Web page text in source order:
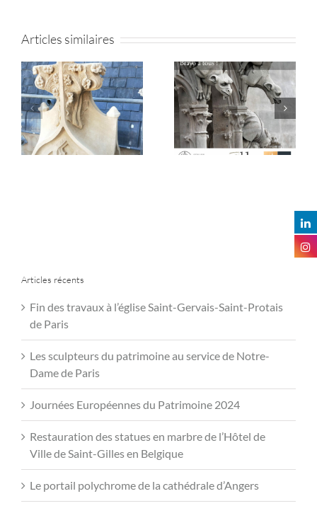
Articles similaires
Les sculpteurs du
patrimoine au service de
Notre-Dame de Paris
Journées Européennes du
Patrimoine 2024
Articles récents
Fin des travaux à l’église Saint-Gervais-Saint-Protais
de Paris
Les sculpteurs du patrimoine au service de Notre-
Dame de Paris
Journées Européennes du Patrimoine 2024
Restauration des statues en marbre de l’Hôtel de
Ville de Saint-Gilles en Belgique
Le portail polychrome de la cathédrale d’Angers